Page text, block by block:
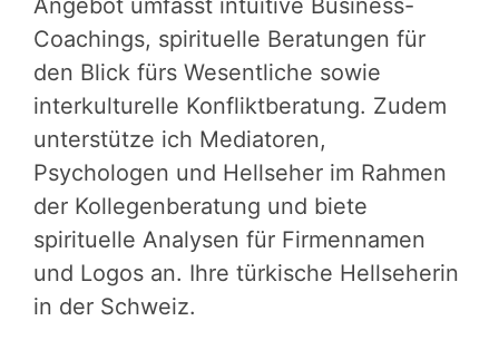
Coachings, spirituelle Beratungen für
den Blick fürs Wesentliche sowie
interkulturelle Konfliktberatung. Zudem
unterstütze ich Mediatoren,
Psychologen und Hellseher im Rahmen
der Kollegenberatung und biete
spirituelle Analysen für Firmennamen
und Logos an. Ihre türkische Hellseherin
in der Schweiz.